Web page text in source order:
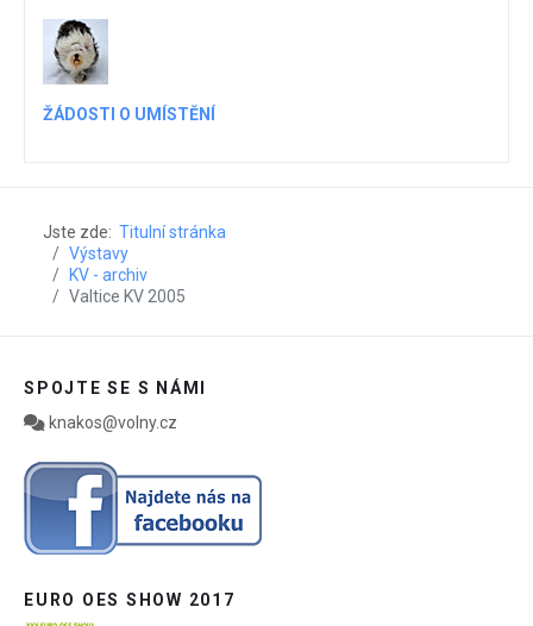
ŽÁDOSTI O UMÍSTĚNÍ
Jste zde: Titulní stránka
Výstavy
KV - archiv
Valtice KV 2005
SPOJTE SE S NÁMI
knakos@volny.cz
EURO OES SHOW 2017